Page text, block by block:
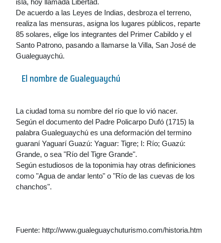
isla, hoy llamada Libertad.
De acuerdo a las Leyes de Indias, desbroza el terreno,
realiza las mensuras, asigna los lugares públicos, reparte
85 solares, elige los integrantes del Primer Cabildo y el
Santo Patrono, pasando a llamarse la Villa, San José de
Gualeguaychú.
El nombre de Gualeguaychú
La ciudad toma su nombre del río que lo vió nacer.
Según el documento del Padre Policarpo Dufó (1715) la
palabra Gualeguaychú es una deformación del termino
guaraní Yaguarí Guazú: Yaguar: Tigre; I: Río; Guazú:
Grande, o sea "Río del Tigre Grande".
Según estudiosos de la toponimia hay otras definiciones
como "Agua de andar lento" o "Río de las cuevas de los
chanchos".
Fuente: http://www.gualeguaychuturismo.com/historia.htm